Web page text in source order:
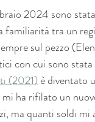
2024 sono
familiarità tra un
sul pezzo
con cui sono
(2021) è diventato
mi ha rifilato un
ma quanti soldi